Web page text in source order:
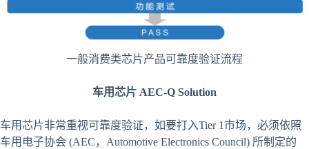
一般消费类芯片产品可靠度验证流程
车用芯片 AEC-Q Solution
车用芯片非常重视可靠度验证，如要打入Tier 1市场，必须依照
车用电子协会 (AEC，Automotive Electronics Council) 所制定的